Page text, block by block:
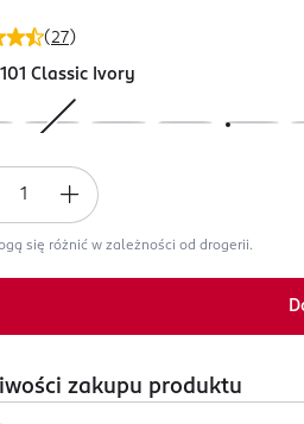
(27)
101 Classic Ivory
się różnić w zależności od drogerii.
zakupu produktu